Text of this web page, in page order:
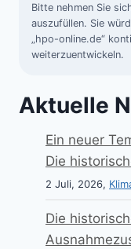
Bitte nehmen Sie
auszufüllen. Sie
„hpo-online.de“
weiterzuentwickeln.
Aktuelle
Ein neuer
Die
2 Juli, 2026,
Die